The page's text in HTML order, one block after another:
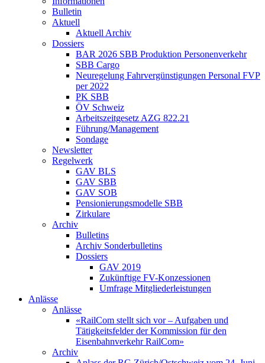
Bulletin
Aktuell
Aktuell Archiv
Dossiers
BAR 2026 SBB Produktion Personenverkehr
SBB Cargo
Neuregelung Fahrvergünstigungen Personal FVP
per 2022
PK SBB
ÖV Schweiz
Arbeitszeitgesetz AZG 822.21
Führung/Management
Sondage
Newsletter
Regelwerk
GAV BLS
GAV SBB
GAV SOB
Pensionierungsmodelle SBB
Zirkulare
Archiv
Bulletins
Archiv Sonderbulletins
Dossiers
GAV 2019
Zukünftige FV-Konzessionen
Umfrage Mitgliederleistungen
Anlässe
Anlässe
«RailCom stellt sich vor – Aufgaben und
Tätigkeitsfelder der Kommission für den
Eisenbahnverkehr RailCom»
Archiv